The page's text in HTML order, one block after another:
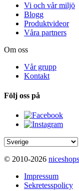
Vi och vår miljö
Blogg
Produktvideor
Våra partners
Om oss
Vår grupp
Kontakt
Följ oss på
© 2010-2026
Impressum
Sekretesspolicy